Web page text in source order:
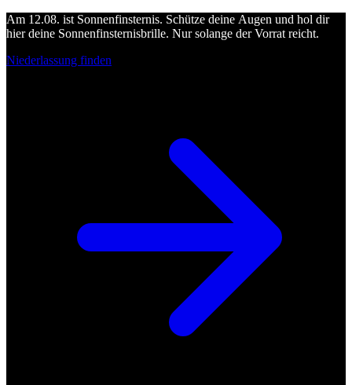
Am 12.08. ist Sonnenfinsternis. Schütze deine Augen und hol dir
hier deine Sonnenfinsternisbrille. Nur solange der Vorrat reicht.
Niederlassung finden